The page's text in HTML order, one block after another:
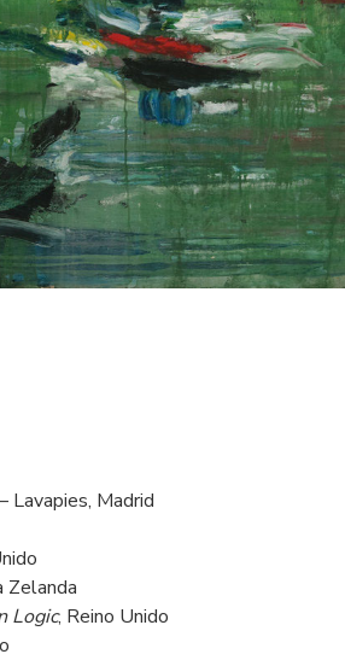
Madrid
Zelanda
Logic, Reino Unido